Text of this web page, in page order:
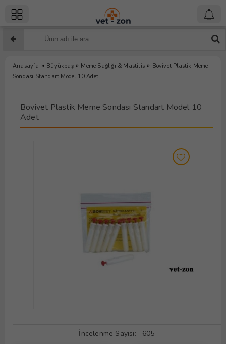
Anasayfa » Büyükbaş » Meme Sağlığı & Mastitis » Bovivet Plastik Meme
Sondası Standart Model 10 Adet
Bovivet Plastik Meme Sondası Standart Model 10
Adet
İncelenme Sayısı: 605